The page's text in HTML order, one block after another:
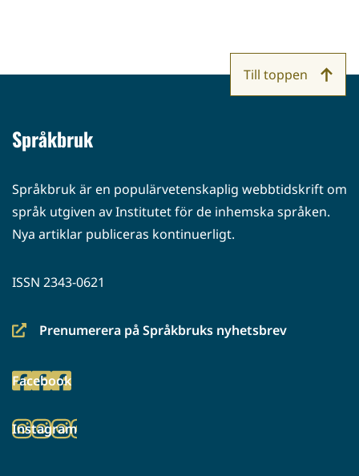
Språkbruk
Språkbruk är en populärvetenskaplig webbtidskrift om
språk utgiven av Institutet för de inhemska språken.
Nya artiklar publiceras kontinuerligt.
ISSN 2343-0621
Prenumerera på Språkbruks nyhetsbrev
(siirryt
palveluun)
Facebook
(siirryt
palveluun)
Instagram
(siirryt
Till toppen